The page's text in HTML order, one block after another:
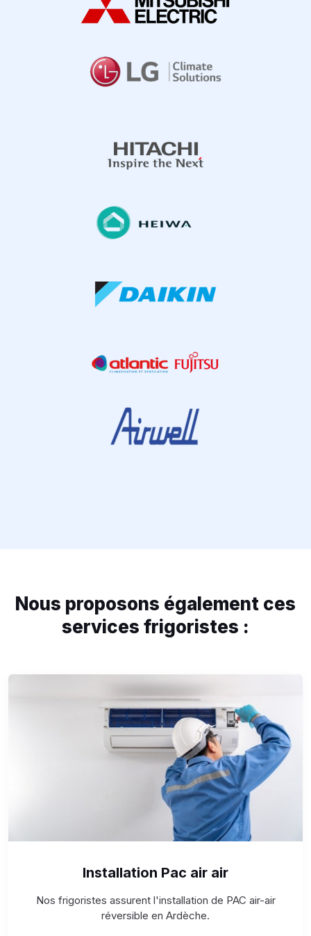
Nous proposons également ces
services frigoristes :
Installation Pac air air
Nos frigoristes assurent l'installation de PAC air-air
réversible en Ardèche.